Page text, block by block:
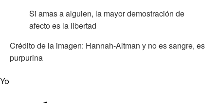
Si amas a alguien, la mayor demostración de
afecto es la libertad
Crédito de la imagen: Hannah-Altman y no es sangre, es
purpurina
Yo